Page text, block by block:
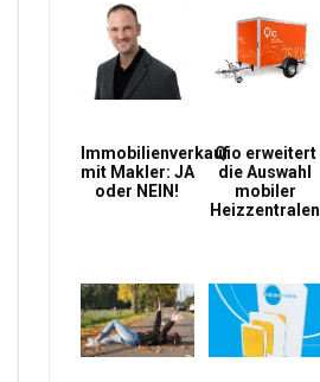
Immobilienverkauf
mit Makler: JA
oder NEIN!
Qio erweitert
die Auswahl
mobiler
Heizzentralen